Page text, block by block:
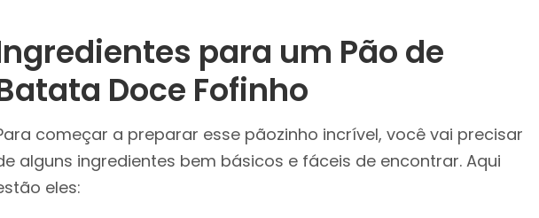
para um Pão de
Doce Fofinho
começar a preparar esse pãozinho incrível, você vai precisar
alguns ingredientes bem básicos e fáceis de encontrar. Aqui
eles: